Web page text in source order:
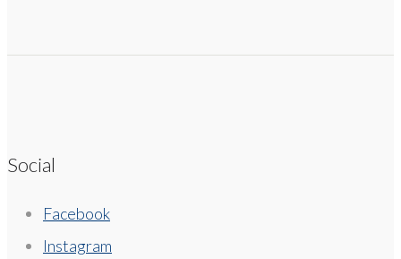
Social
Facebook
Instagram